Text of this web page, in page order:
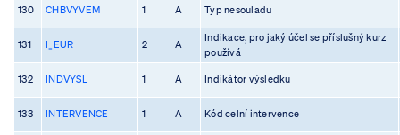
130 CHBVYVEM 1 A Typ nesouladu
131 I_EUR 2 A
Indikace, pro jaký účel se příslušný kurz
používá
132 INDVYSL 1 A Indikátor výsledku
133 INTERVENCE 1 A Kód celní intervence